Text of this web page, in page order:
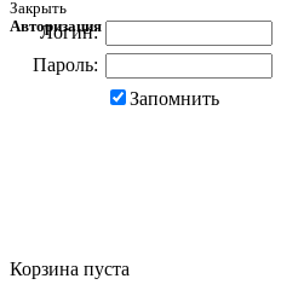
Закрыть
Авторизация
Логин:
Пароль:
Запомнить
Корзина пуста